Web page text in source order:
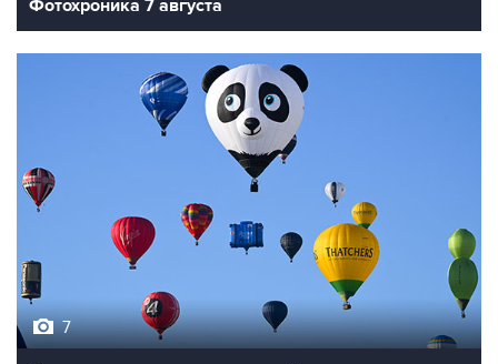
Фестиваль воздухоплавания в Бристоле